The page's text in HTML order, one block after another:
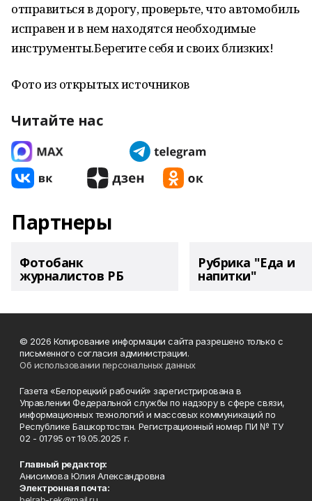
отправиться в дорогу, проверьте, что автомобиль
исправен и в нем находятся необходимые
инструменты.Берегите себя и своих близких!
Фото из открытых источников
Читайте нас
Партнеры
Фотобанк
журналистов РБ
Рубрика "Еда и
напитки"
© 2026 Копирование информации сайта разрешено только с
письменного согласия администрации.
Об использовании персональных данных
Газета «Белорецкий рабочий» зарегистрирована в
Управлении Федеральной службы по надзору в сфере связи,
информационных технологий и массовых коммуникаций по
Республике Башкортостан. Регистрационный номер ПИ № ТУ
02 - 01795 от 19.05.2025 г.
Главный редактор:
Анисимова Юлия Александровна
Электронная почта: